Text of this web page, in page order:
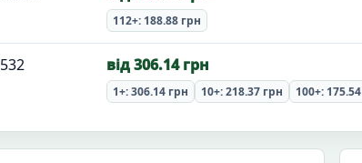
112+: 188.88 грн
532 від 306.14 грн
1+: 306.14 грн 10+: 218.37 грн 100+: